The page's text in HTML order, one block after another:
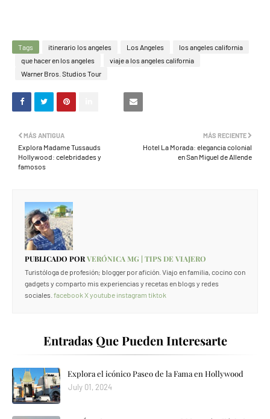
Tags itinerario los angeles Los Angeles
los angeles california
que hacer en los angeles
viaje a los angeles california
Warner Bros. Studios Tour
MÁS RECIENTE
Hotel La Morada: elegancia colonial
en San Miguel de Allende
MÁS ANTIGUA
Explora Madame Tussauds
Hollywood: celebridades y
famosos
PUBLICADO PORVERÓNICA MG | TIPS DE VIAJERO
Turistóloga de profesión; blogger por afición. Viajo en familia, cocino con
gadgets y comparto mis experiencias y recetas en blogs y redes
sociales. facebook Xyoutube instagram tiktok
Entradas Que Pueden Interesarte
Explora el icónico Paseo de la Fama en Hollywood
July 01, 2024